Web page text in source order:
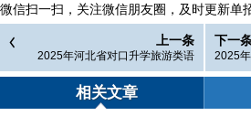
微信扫一扫， 关注微信朋友圈，及时更新单
上一条
2025年河北省对口升学旅游类语
下一
2025
相关文章